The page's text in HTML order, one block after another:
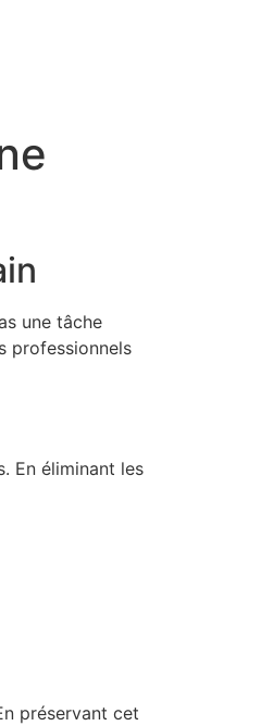
une tâche
professionnels
En éliminant les
préservant cet